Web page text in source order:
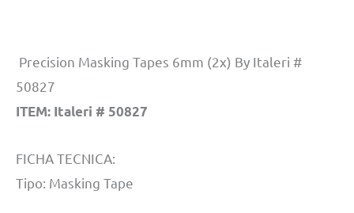
Precision Masking Tapes 6mm (2x) By Italeri #
50827
ITEM: Italeri # 50827
FICHA TECNICA:
Tipo: Masking Tape